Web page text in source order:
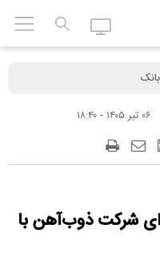
بانک
شرکت ذوب‌آهن با